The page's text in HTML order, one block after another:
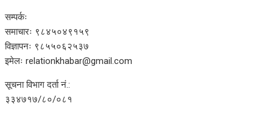
सम्पर्कः
समाचारः ९८४५०४९१५९
विज्ञापनः ९८५५०६२५३७
इमेलः relationkhabar@gmail.com
सूचना विभाग दर्ता नं.:
३३४७१७/८०/०८१